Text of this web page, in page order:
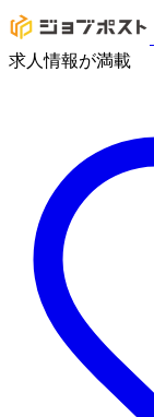
求人情報が満載